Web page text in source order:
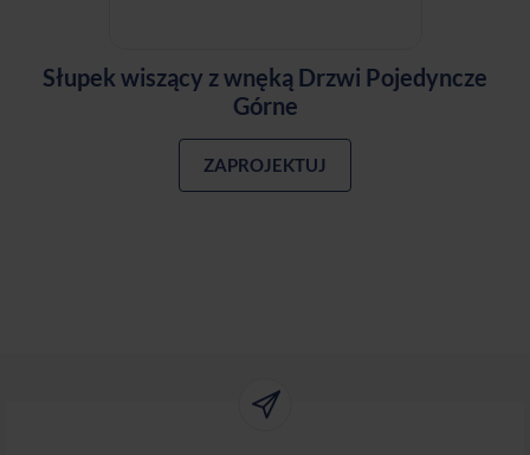
Słupek wiszący z wnęką Drzwi Pojedyncze
Górne
ZAPROJEKTUJ